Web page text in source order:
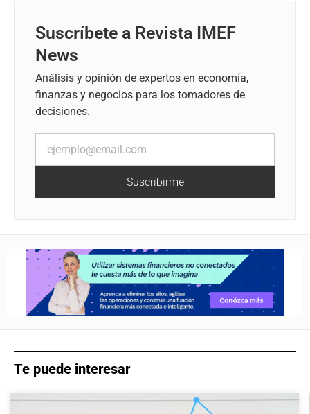
Suscríbete a Revista IMEF
News
Análisis y opinión de expertos en economía,
finanzas y negocios para los tomadores de
decisiones.
Suscribirme
Te puede interesar